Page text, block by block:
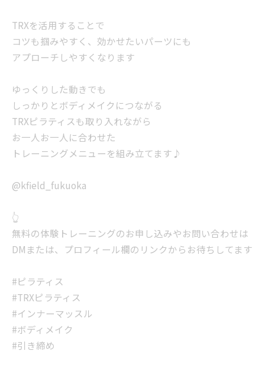
TRXを活用することで
コツも掴みやすく、効かせたいパーツにも
アプローチしやすくなります
ゆっくりした動きでも
しっかりとボディメイクにつながる
TRXピラティスも取り入れながら
お一人お一人に合わせた
トレーニングメニューを組み立てます♪
@kfield_fukuoka
👆
無料の体験トレーニングのお申し込みやお問い合わせは
DMまたは、プロフィール欄のリンクからお待ちしてます
#ピラティス
#TRXピラティス
#インナーマッスル
#ボディメイク
#引き締め